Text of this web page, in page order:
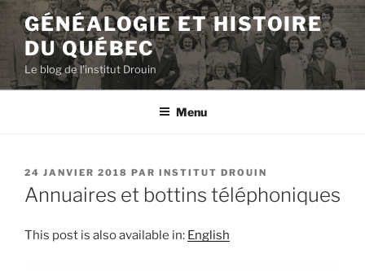
Aller
contenu
principal
GÉNÉALOGIE ET HISTOIRE
DU QUÉBEC
Le blog de l'institut Drouin
Menu
PUBLIÉ
LE
24 JANVIER 2018 PAR INSTITUT DROUIN
Annuaires et bottins téléphoniques
This post is also available in: English